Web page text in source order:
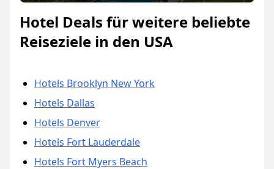
Hotel Deals für weitere beliebte
Reiseziele in den USA
Hotels Brooklyn New York
Hotels Dallas
Hotels Denver
Hotels Fort Lauderdale
Hotels Fort Myers Beach